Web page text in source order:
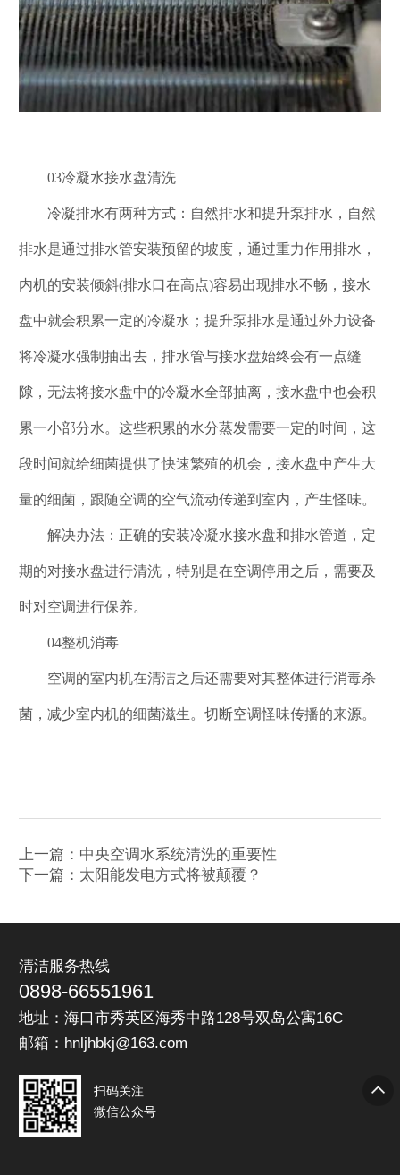
03冷凝水接水盘清洗
冷凝排水有两种方式：自然排水和提升泵排水，自然
排水是通过排水管安装预留的坡度，通过重力作用排水，
内机的安装倾斜(排水口在高点)容易出现排水不畅，接水
盘中就会积累一定的冷凝水；提升泵排水是通过外力设备
将冷凝水强制抽出去，排水管与接水盘始终会有一点缝
隙，无法将接水盘中的冷凝水全部抽离，接水盘中也会积
累一小部分水。这些积累的水分蒸发需要一定的时间，这
段时间就给细菌提供了快速繁殖的机会，接水盘中产生大
量的细菌，跟随空调的空气流动传递到室内，产生怪味。
解决办法：正确的安装冷凝水接水盘和排水管道，定
期的对接水盘进行清洗，特别是在空调停用之后，需要及
时对空调进行保养。
04整机消毒
空调的室内机在清洁之后还需要对其整体进行消毒杀
菌，减少室内机的细菌滋生。切断空调怪味传播的来源。
上一篇：中央空调水系统清洗的重要性
下一篇：太阳能发电方式将被颠覆？
清洁服务热线
0898-66551961
地址：海口市秀英区海秀中路128号双岛公寓16C
邮箱：hnljhbkj@163.com
扫码关注
微信公众号